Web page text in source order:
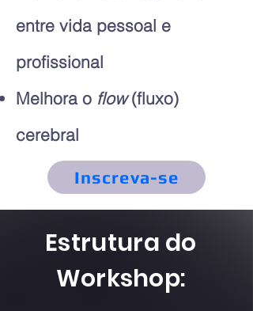
entre vida pessoal e
profissional
Melhora o flow(fluxo)
cerebral
Inscreva-se
Estrutura do
Workshop: